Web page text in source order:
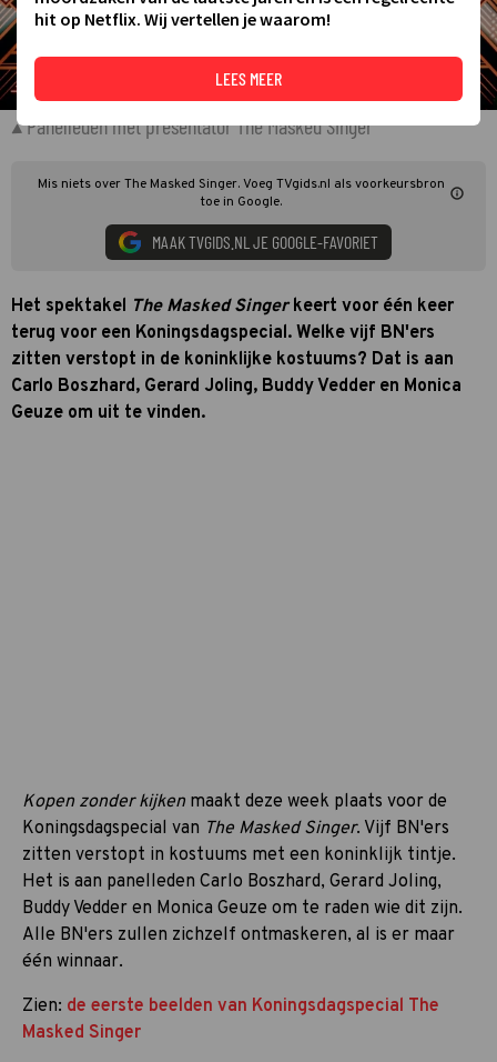
Panelleden met presentator The Masked Singer
Mis niets over The Masked Singer. Voeg TVgids.nl als voorkeursbron
toe in Google.
MAAK TVGIDS.NL JE GOOGLE-FAVORIET
Het spektakel The Masked Singerkeert voor één keer
terug voor een Koningsdagspecial. Welke vijf BN'ers
zitten verstopt in de koninklijke kostuums? Dat is aan
Carlo Boszhard, Gerard Joling, Buddy Vedder en Monica
Geuze om uit te vinden.
Kopen zonder kijken maakt deze week plaats voor de
Koningsdagspecial van The Masked Singer. Vijf BN'ers
zitten verstopt in kostuums met een koninklijk tintje.
Het is aan panelleden Carlo Boszhard, Gerard Joling,
Buddy Vedder en Monica Geuze om te raden wie dit zijn.
Alle BN'ers zullen zichzelf ontmaskeren, al is er maar
één winnaar.
Zien: de eerste beelden van Koningsdagspecial The
Masked Singer
hit op Netflix. Wij vertellen je waarom!
LEES MEER